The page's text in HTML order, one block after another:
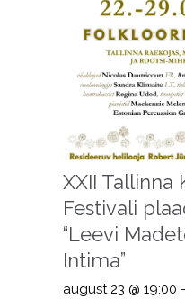
XXII Tallinna
Festivali
“Leevi
Intima”
august 23 @ 19:00 -